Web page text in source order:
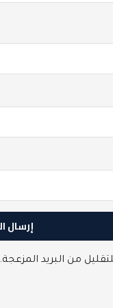
من البريد المزعجة.